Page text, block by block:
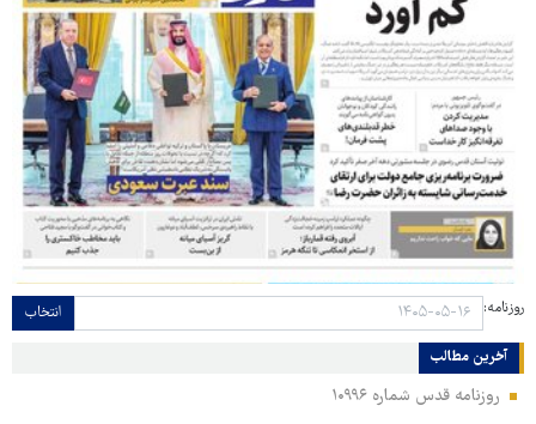
روزنامه: انتخاب
آخرین مطالب
روزنامه قدس شماره ۱۰۹۹۶